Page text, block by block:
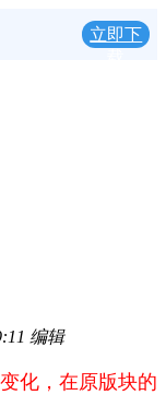
立即下
编辑
化，在原版块的